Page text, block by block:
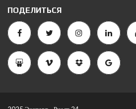
ПОДЕЛИТЬСЯ